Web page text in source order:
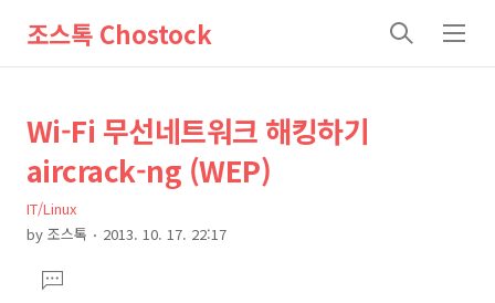
조스톡 Chostock
검
메
상
세
컨
텐
츠
본
문
제
목
Wi-Fi 무선네트워크 해킹하기
aircrack-ng (WEP)
IT/Linux
by 조스톡 2013. 10. 17. 22:17
문댓
글